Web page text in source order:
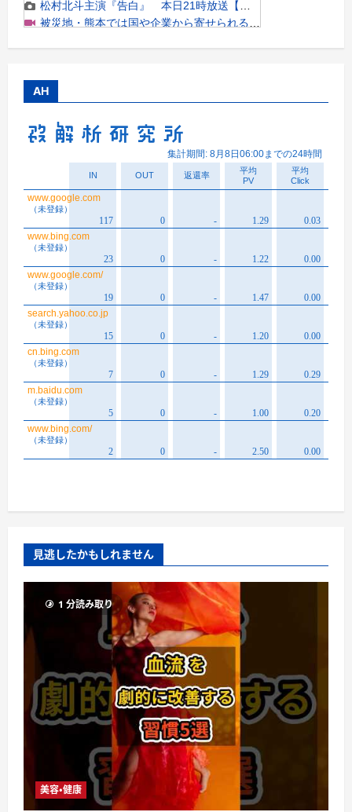
AH
見逃したかもしれません
1 分読み取り
美容・健康